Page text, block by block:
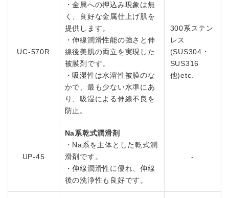
UC-570R
・金属への押込み現象は無
く、良好な金属仕上げ肌を
提供します。
・伸線潤滑性能の強さと伸
線後美肌の両立を実現した
被膜剤です。
・吸湿性は水溶性被膜のな
かで、最も少ない水準にあ
り、吸湿による伸線不良を
防止。
300系ステン
レス
(SUS304・
SUS316
他)etc.
UP-45
Na系乾式潤滑剤
・Na系を主体とした乾式潤
滑剤です。
・伸線潤滑性に優れ、伸線
後の洗浄性も良好です。
-